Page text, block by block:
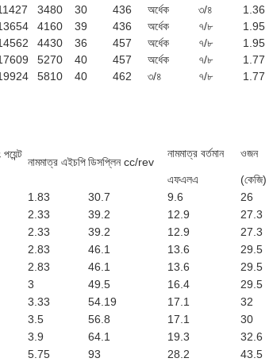
3480 30 436 অর্ধেক ৩/৪
1.36
4160 39 436 অর্ধেক ৭/৮
1.95
4430 36 457 অর্ধেক ৭/৮
1.95
5270 40 457 অর্ধেক ৭/৮
1.77
5810 40 462 ৩/৪ ৭/৮ 1.77
নামমাত্র এইচপিডিসপ্লিন cc/rev
নামমাত্র বর্তমান ওজন
এফএলএ
(কেজি)
1.83 30.7 9.6
26
2.33 39.2 12.9
27.3
2.33 39.2 12.9
27.3
2.83 46.1 13.6
29.5
2.83 46.1 13.6
29.5
3 49.5 16.4
29.5
3.33 54.19 17.1
32
3.5 56.8 17.1
30
3.9 64.1 19.3
32.6
5.75 93 28.2
43.5